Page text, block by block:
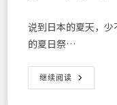
说到日本的夏天，
的夏日祭…
继续阅读 【面
向